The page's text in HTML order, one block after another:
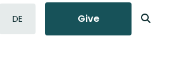
DE Give